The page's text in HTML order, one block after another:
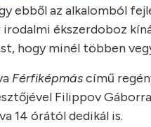
ebből az alkalomból
ékszerdoboz
hogy minél többen
Férfiképmáscímű
Filippov
14 órától dedikál is.